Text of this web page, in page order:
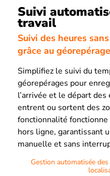
Suivi
travail
Suivi des heures
grâce au géorepérage
Simplifiez le suivi du
géorepérages pour
l’arrivée et le départ
entrent ou sortent des
fonctionnalité
hors ligne, garantissant
manuelle et sans
Gestion automatisée